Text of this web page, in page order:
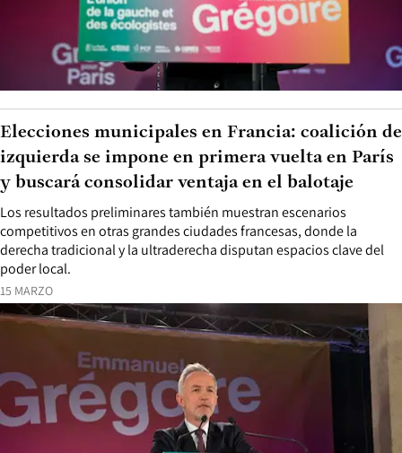
15 MARZO
Los resultados preliminares también muestran escenarios
competitivos en otras grandes ciudades francesas, donde la
derecha tradicional y la ultraderecha disputan espacios clave del
poder local.
Elecciones municipales en Francia: coalición de
izquierda se impone en primera vuelta en París
y buscará consolidar ventaja en el balotaje